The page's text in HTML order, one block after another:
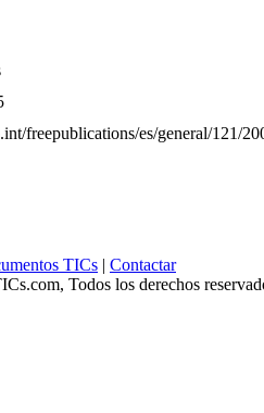
freepublications/es/general/121/
TICs | Contactar
Todos los derechos